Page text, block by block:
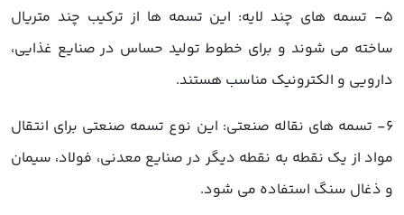
5- تسمه های چند لایه: این تسمه ها از ترکیب چند متریال
ساخته می شوند و برای خطوط تولید حساس در صنایع غذایی،
دارویی و الکترونیک مناسب هستند.
6- تسمه های نقاله صنعتی: این نوع تسمه صنعتی برای انتقال
مواد از یک نقطه به نقطه دیگر در صنایع معدنی، فولاد، سیمان
و ذغال سنگ استفاده می شود.